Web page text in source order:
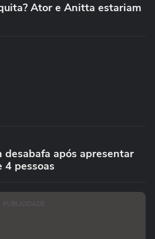
Ator e Anitta estariam
após apresentar
4 pessoas
PUBLICIDADE